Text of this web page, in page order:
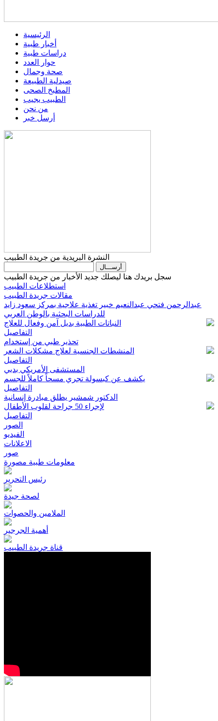
الرئيسية
أخبار طبية
دراسات طبية
حوار العدد
صحة وجمال
صيدلية الطبيعة
المطبخ الصحى
الطبيب يجيب
من نحن
أرسل خبر
النشرة البريدية من جريدة الطبيب
سجل بريدك هنا ليصلك جديد الأخبار من جريدة الطبيب
استطلاعات الطبيب
مقالات جريدة الطبيب
عبدالرحمن فتحي عبدالنعيم خبير تغذية علاجية بمركز سعود زايد
للدراسات البحثية بالوطن العربي
النباتات الطبية بديل آمن وفعال للعلاج
التفاصيل
تحذير طبي من إستخدام
المنشطات الجنسية لعلاج مشكلات الشعر
التفاصيل
المستشفى الأمريكي بدبي
يكشف عن كبسولة تجري مسحاً كاملاً للجسم
التفاصيل
الدكتور شمشير يطلق مبادرة إنسانية
لإجراء 50 جراحة لقلوب الأطفال
التفاصيل
الصور
الفيديو
الاعلانات
صور
معلومات طبية مصورة
رئيس التحرير
لصحة جيدة
الملامين والحصوات
أهمية الجرجير
قناة جريدة الطبيب